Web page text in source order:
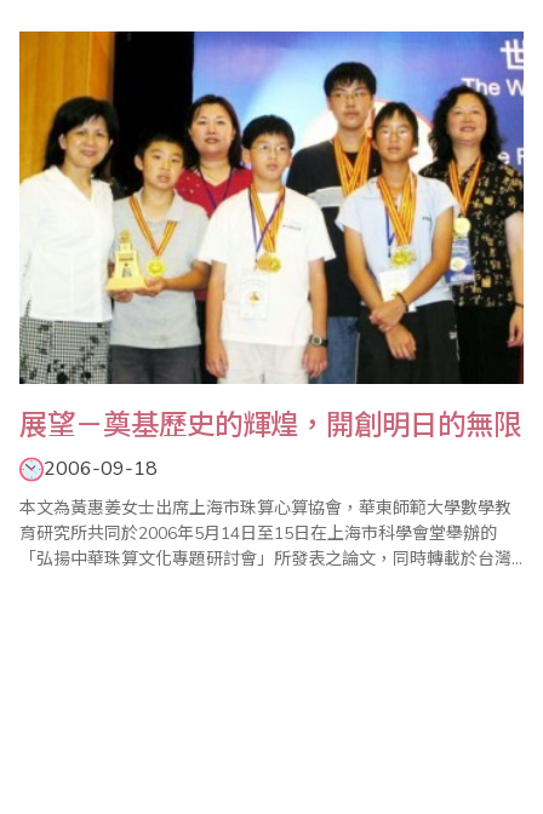
信是對當時所流傳的計算工具做一番彙整，可見珠算應早在紀元前
就已經與各種計算輔助工具一起流傳使用。再過千年的發展，珠算
以其操作簡單、體積小巧、方便實用等..
展望－奠基歷史的輝煌，開創明日的無限
2006-09-18
本文為黃惠姜女士出席上海市珠算心算協會，華東師範大學數學教
育研究所共同於2006年5月14日至15日在上海市科學會堂舉辦的
「弘揚中華珠算文化專題研討會」所發表之論文，同時轉載於台灣